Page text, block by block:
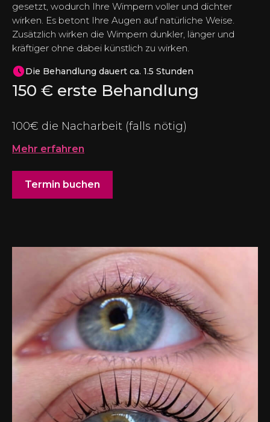
gesetzt, wodurch Ihre Wimpern voller und dichter
wirken. Es betont Ihre Augen auf natürliche Weise.
Zusätzlich wirken die Wimpern dunkler, länger und
kräftiger ohne dabei künstlich zu wirken.
Die Behandlung dauert ca. 1.5 Stunden
150 € erste Behandlung
100€ die Nacharbeit (falls nötig)
Mehr erfahren
Termin buchen